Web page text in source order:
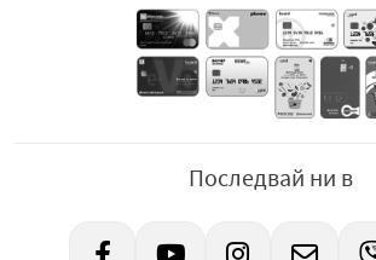
Последвай ни в